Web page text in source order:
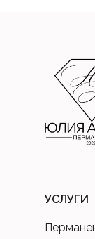
УСЛУГИ